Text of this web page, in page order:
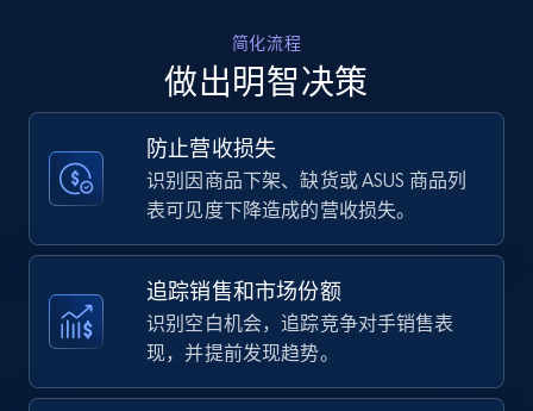
Title, Seller name, Brand, Description, Initial
price, Currency, Availability, Reviews count, and
35.3K+ 5.7K+ 立即开始
Amazon products - find products by using
upc numbers
Title, Seller name, Brand, Description, Initial
简化流程
做出明智决策
防止营收损失
识别因商品下架、缺货或 ASUS 商品列
表可见度下降造成的营收损失。
追踪销售和市场份额
识别空白机会，追踪竞争对手销售表
现，并提前发现趋势。